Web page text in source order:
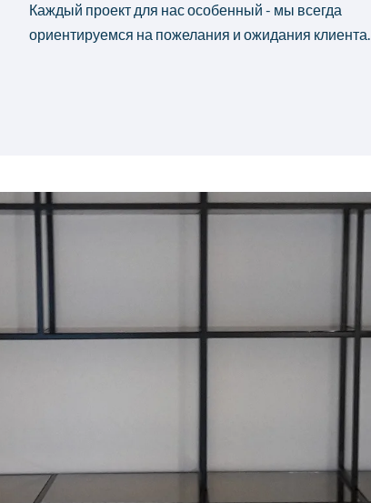
Каждый проект для нас особенный - мы всегда
ориентируемся на пожелания и ожидания клиента.